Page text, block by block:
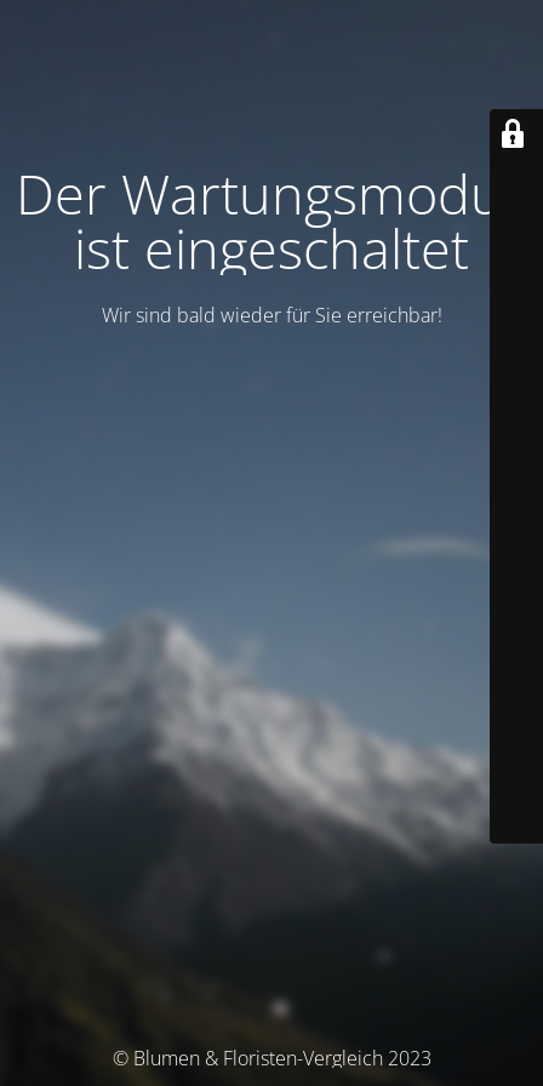
Der Wartungsmodus
ist eingeschaltet
Wir sind bald wieder für Sie erreichbar!
© Blumen & Floristen-Vergleich 2023